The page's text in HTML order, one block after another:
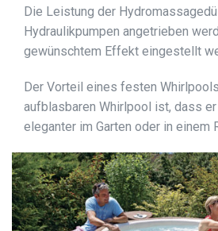
Die Leistung der
Hydraulikpumpen angetrieben
gewünschtem Effekt eingestellt
Der Vorteil eines festen
aufblasbaren Whirlpool ist, dass er
eleganter im Garten oder in einem